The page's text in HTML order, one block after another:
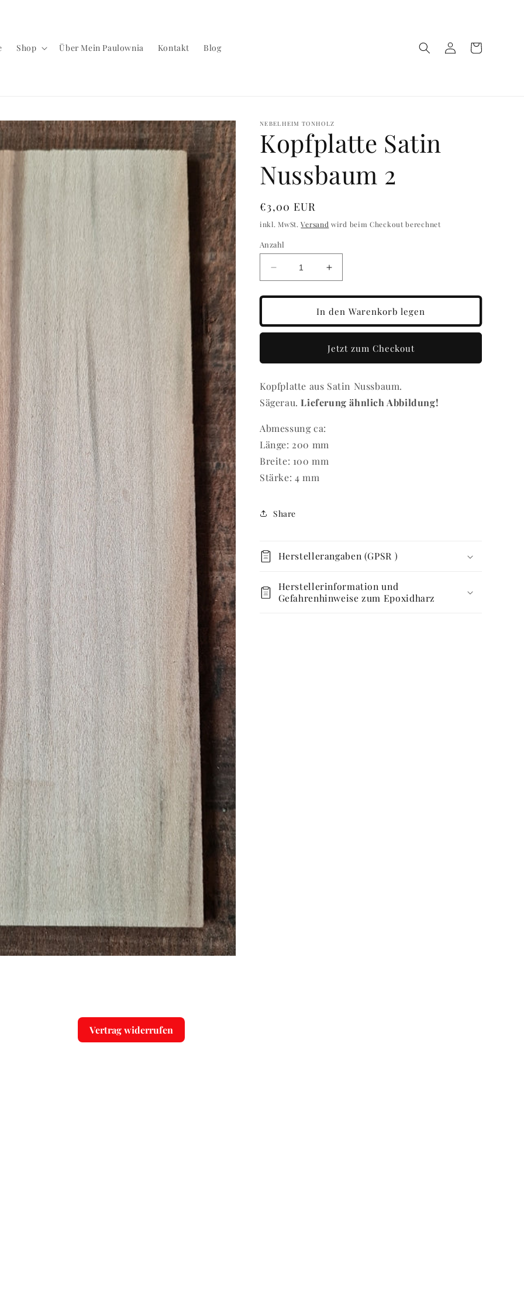
Shop Über Mein Paulownia Kontakt Blog EinloggenWarenkorb
NEBELHEIM TONHOLZ
Kopfplatte Satin
Nussbaum 2
Normaler
Preis
€3,00 EUR
inkl. MwSt.Versand wird beim Checkout berechnet
Anzahl
Verringere
die
Menge
Kopfplatte
Satin
Erhöhe
die
Menge
für
Kopfplatte
Satin
Nussbaum
In den Warenkorb legen
Jetzt zum Checkout
Kopfplatte aus Satin Nussbaum.
Sägerau. Lieferung ähnlich Abbildung!
Abmessung ca:
Länge: 200 mm
Breite: 100 mm
Stärke: 4 mm
Share
Herstellerangaben (GPSR )
Herstellerinformation und
Gefahrenhinweise zum Epoxidharz
Vertrag widerrufen